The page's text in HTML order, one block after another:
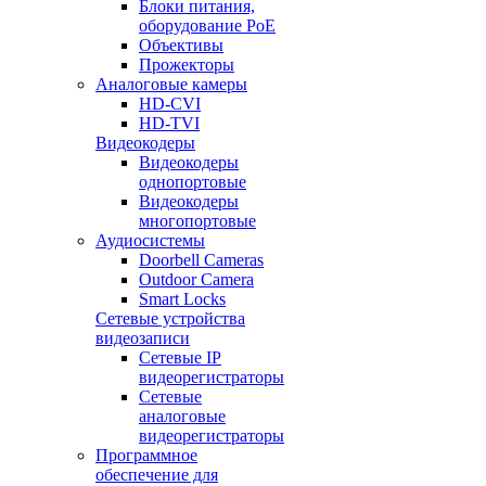
Блоки питания,
оборудование PoE
Объективы
Прожекторы
Аналоговые камеры
HD-CVI
HD-TVI
Видеокодеры
Видеокодеры
однопортовые
Видеокодеры
многопортовые
Аудиосистемы
Doorbell Cameras
Outdoor Camera
Smart Locks
Сетевые устройства
видеозаписи
Сетевые IP
видеорегистраторы
Сетевые
аналоговые
видеорегистраторы
Программное
обеспечение для